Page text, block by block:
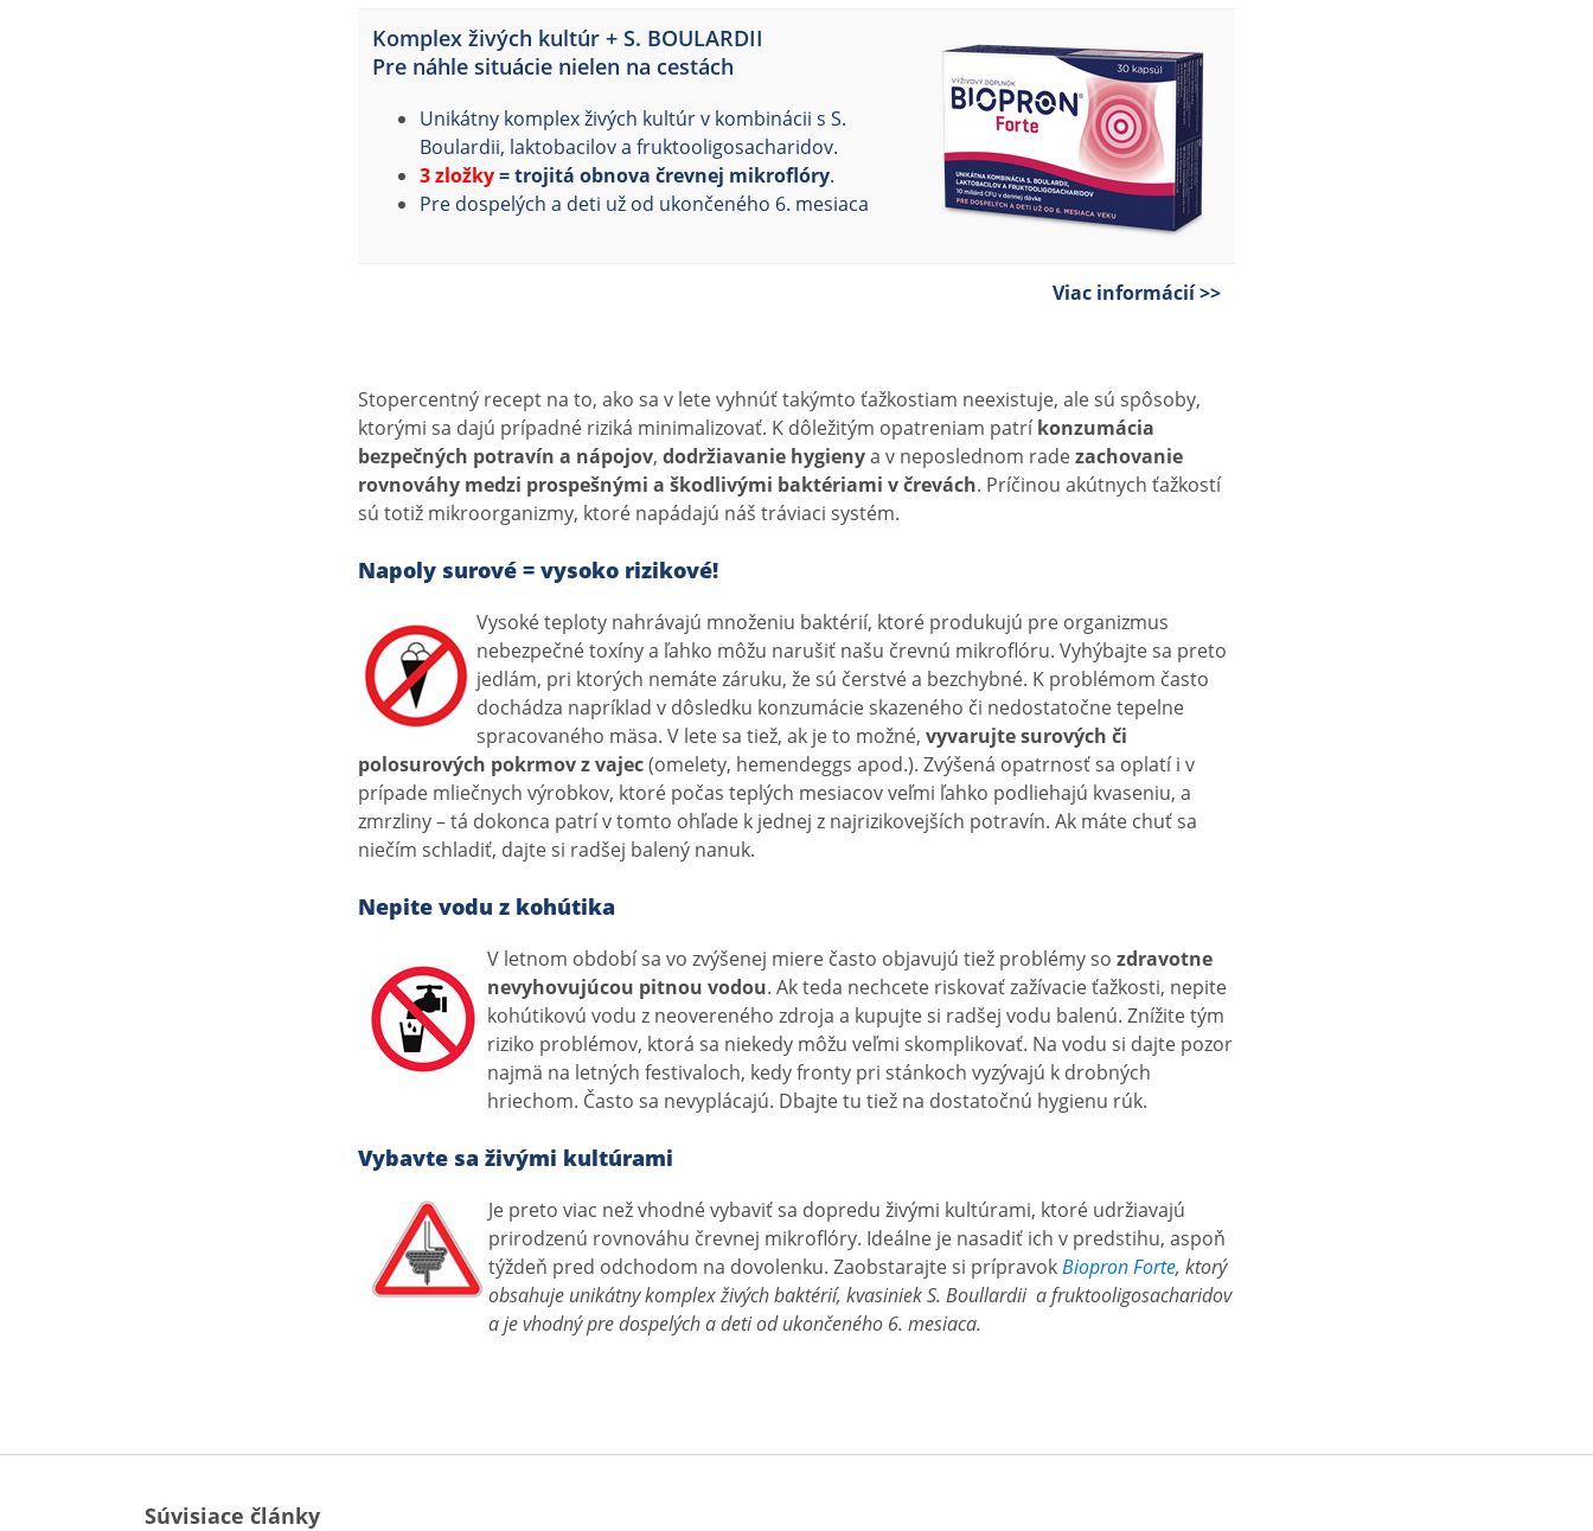
Komplex živých kultúr + S. BOULARDII
Pre náhle situácie nielen na cestách
Unikátny komplex živých kultúr v kombinácii s S.
Boulardii, laktobacilov a fruktooligosacharidov.
3 zložky= trojitá obnova črevnej mikroflóry.
Pre dospelých a deti už od ukončeného 6. mesiaca
Viac informácií >>
Stopercentný recept na to, ako sa v lete vyhnúť takýmto ťažkostiam neexistuje, ale sú spôsoby,
ktorými sa dajú prípadné riziká minimalizovať. K dôležitým opatreniam patríkonzumácia
bezpečných potravín a nápojov, dodržiavanie hygienya v neposlednom radezachovanie
rovnováhy medzi prospešnými a škodlivými baktériami v črevách. Príčinou akútnych ťažkostí
sú totiž mikroorganizmy, ktoré napádajú náš tráviaci systém.
Napoly surové = vysoko rizikové!
Vysoké teploty nahrávajú množeniu baktérií, ktoré produkujú pre organizmus
nebezpečné toxíny a ľahko môžu narušiť našu črevnú mikroflóru. Vyhýbajte sa preto
jedlám, pri ktorých nemáte záruku, že sú čerstvé a bezchybné. K problémom často
dochádza napríklad v dôsledku konzumácie skazeného či nedostatočne tepelne
spracovaného mäsa. V lete sa tiež, ak je to možné, vyvarujte surových či
polosurových pokrmov z vajec(omelety, hemendeggs apod.). Zvýšená opatrnosť sa oplatí i v
prípade mliečnych výrobkov, ktoré počas teplých mesiacov veľmi ľahko podliehajú kvaseniu, a
zmrzliny – tá dokonca patrí v tomto ohľade k jednej z najrizikovejších potravín. Ak máte chuť sa
niečím schladiť, dajte si radšej balený nanuk.
Nepite vodu z kohútika
V letnom období sa vo zvýšenej miere často objavujú tiež problémy so zdravotne
nevyhovujúcou pitnou vodou. Ak teda nechcete riskovať zažívacie ťažkosti, nepite
kohútikovú vodu z neovereného zdroja a kupujte si radšej vodu balenú. Znížite tým
riziko problémov, ktorá sa niekedy môžu veľmi skomplikovať. Na vodu si dajte pozor
najmä na letných festivaloch, kedy fronty pri stánkoch vyzývajú k drobných
hriechom. Často sa nevyplácajú. Dbajte tu tiež na dostatočnú hygienu rúk.
Vybavte sa živými kultúrami
Je preto viac než vhodné vybaviť sa dopredu živými kultúrami, ktoré udržiavajú
prirodzenú rovnováhu črevnej mikroflóry. Ideálne je nasadiť ich v predstihu, aspoň
týždeň pred odchodom na dovolenku. Zaobstarajte si prípravokBiopron Forte, ktorý
obsahuje unikátny komplex živých baktérií, kvasiniek S. Boullardii a fruktooligosacharidov
a je vhodný pre dospelých a deti od ukončeného 6. mesiaca.
Súvisiace články